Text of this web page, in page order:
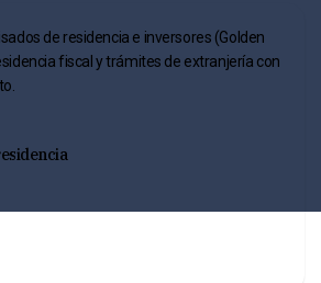
de residencia e inversores (Golden
fiscal y trámites de extranjería con